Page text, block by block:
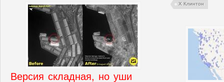
Х Клинтон
Версия складная, но уши